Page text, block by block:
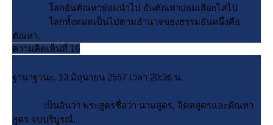
ลกอันตัณหาย่อมนำไป อันตัณหาย่อมเสือnไสไป
ลกทั้งหมดเป็นไปตามอำนาจของธรรมอันหนึ่งคือ
ตัณหา.
ความคิดเห็นที่ 16
ฐานาฐานะ, 13 มิถุนายน 2557 เวลา 20:36 น.
เป็นอันว่า พระสูตรชื่อว่า นามสูตร, จิตตสูตรและตัณหา
สูตร จบบริบูรณ์.